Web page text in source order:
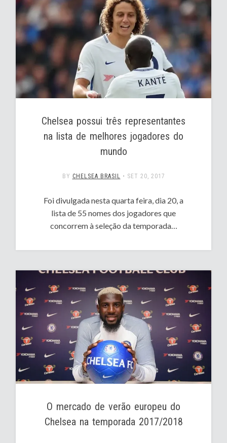
Chelsea possui três representantes
na lista de melhores jogadores do
mundo
BY CHELSEA BRASIL • SET 20, 2017
Foi divulgada nesta quarta feira, dia 20, a
lista de 55 nomes dos jogadores que
concorrem à seleção da temporada…
O mercado de verão europeu do
Chelsea na temporada 2017/2018